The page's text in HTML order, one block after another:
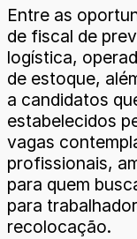
Entre as
de fiscal de
logística,
de estoque,
a candidatos
estabelecidos
vagas
profissionais,
para quem
para
recolocação.